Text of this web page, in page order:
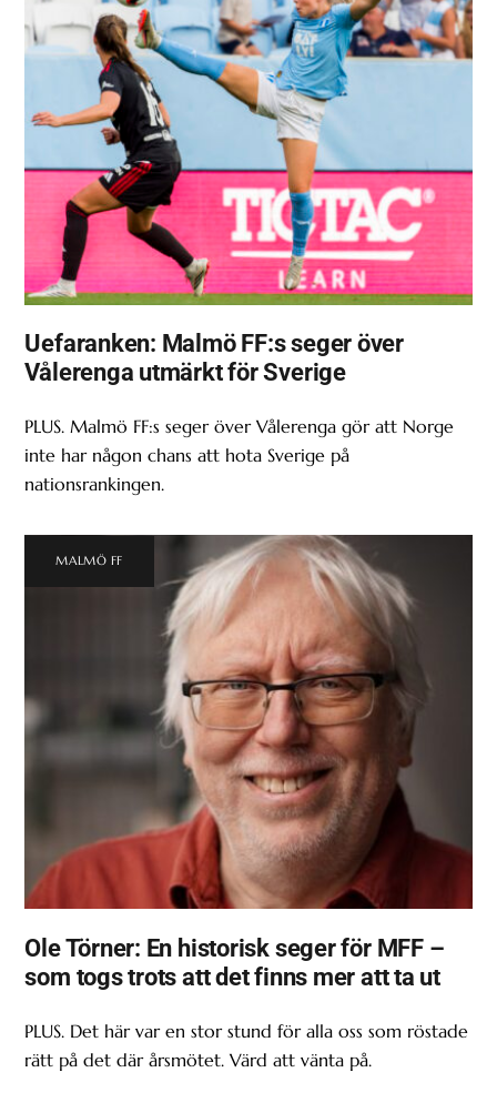
Uefaranken: Malmö FF:s seger över
Vålerenga utmärkt för Sverige
PLUS. Malmö FF:s seger över Vålerenga gör att Norge
inte har någon chans att hota Sverige på
nationsrankingen.
MALMÖ FF
Ole Törner: En historisk seger för MFF –
som togs trots att det finns mer att ta ut
PLUS. Det här var en stor stund för alla oss som röstade
rätt på det där årsmötet. Värd att vänta på.